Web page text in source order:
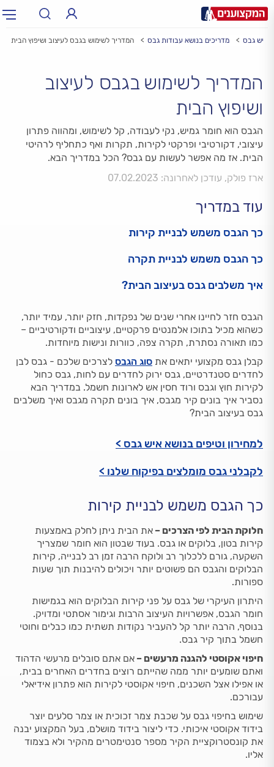
עיר: תל אביב, חיפה…
איש גבס מדריכים בנושא עבודות גבס המדריך לשימוש בגבס לעיצוב ושיפוץ הבית
המדריך לשימוש בגבס לעיצוב
ושיפוץ הבית
הגבס הוא חומר גמיש, נקי לעבודה, קל לשימוש, ומהווה פתרון
עיצובי, דקורטיבי ופרקטי לקירות, תקרות ואף כתחליף לרהיטי
הבית. אז מה אפשר לעשות עם גבס? הכל במדריך הבא.
ארז פולק, עודכן לאחרונה: 07.02.2023
עוד במדריך
כך הגבס משמש לבניית קירות
כך הגבס משמש לבניית תקרה
איך משלבים גבס בעיצוב הבית?
הגבס חזר לחיינו אחרי שנים של נפקדות, חזק יותר, עמיד יותר,
כשהוא מכיל בתוכו אלמנטים פרקטיים, עיצוביים ודקורטיביים –
כמו תאורה נסתרת, תקרה צפה, כוורות ונישות מיוחדות.
קבלן גבס מקצועי יתאים את סוג הגבס לצרכים שלכם - גבס לבן
לחדרים סטנדרטיים, גבס ירוק לחדרים עם לחות, גבס כחול
לקירות חוץ וגבס ורוד חסין אש לארונות חשמל. במדריך הבא
נסביר איך בונים קיר מגבס, איך בונים תקרה מגבס ואיך משלבים
גבס בעיצוב הבית?
למחירון וטיפים בנושא איש גבס >
לקבלני גבס מומלצים בפיקוח שלנו >
כך הגבס משמש לבניית קירות
חלוקת הבית לפי הצרכים – את הבית ניתן לחלק באמצעות
קירות בטון, בלוקים או גבס. בעוד שבטון הוא חומר שמצריך
השקעה, גורם ללכלוך רב ולוקח הרבה זמן רב לבנייה, קירות
הבלוקים והגבס הם פשוטים יותר ויכולים להיבנות תוך שעות
ספורות.
היתרון העיקרי של גבס על פני קירות הבלוקים הוא בגמישות
חומר הגבס, אפשרויות העיצוב הרבות וגימור אסתטי ומדויק.
בנוסף, הרבה יותר קל להעביר נקודות תשתית כמו כבלים וחוטי
חשמל בתוך קיר גבס.
חיפוי אקוסטי להגנה מרעשים – אם אתם סובלים מרעשי הדהוד
ואתם שומעים יותר ממה שהייתם רוצים בחדרים האחרים בבית,
או אפילו אצל השכנים, חיפוי אקוסטי לקירות הוא פתרון אידיאלי
עבורכם.
שימוש בחיפוי גבס על שכבת צמר זכוכית או צמר סלעים יוצר
בידוד אקוסטי איכותי. כדי ליצור בידוד מושלם, בעל המקצוע יבנה
את קונסטרוקציית הקיר מספר סנטימטרים מהקיר ולא בצמוד
אליו.